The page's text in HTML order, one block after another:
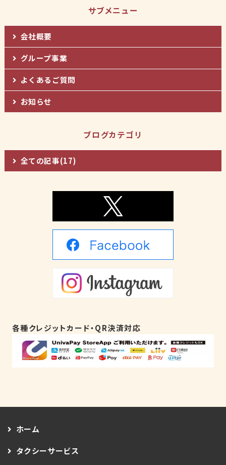
サブメニュー
会社概要
グループ事業
よくあるご質問
お知らせ
ブログカテゴリ
全ての記事(17)
各種クレジットカード・QR決済対応
ホーム
タクシーサービス